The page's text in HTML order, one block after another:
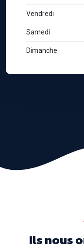
Vendredi
Samedi
Dimanche
Ils nous